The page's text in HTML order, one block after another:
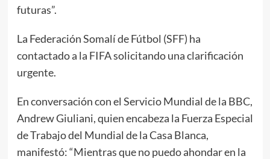
futuras”.
La Federación Somalí de Fútbol (SFF) ha
contactado a la FIFA solicitando una clarificación
urgente.
En conversación con el Servicio Mundial de la BBC,
Andrew Giuliani, quien encabeza la Fuerza Especial
de Trabajo del Mundial de la Casa Blanca,
manifestó: “Mientras que no puedo ahondar en la